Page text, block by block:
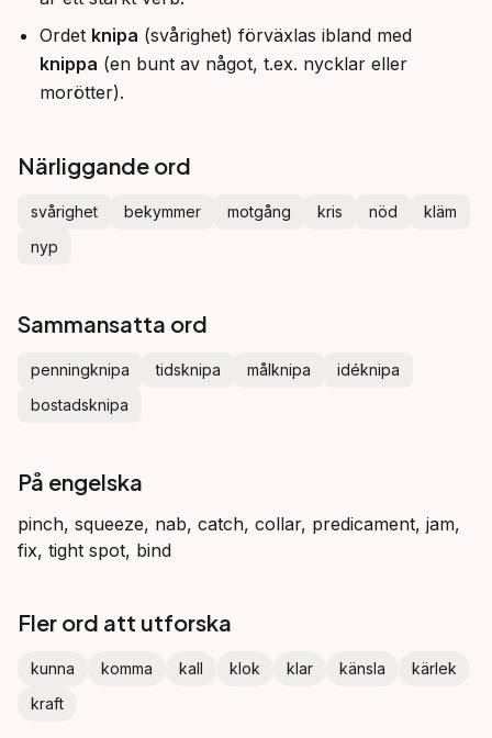
Ordet knipa (svårighet) förväxlas ibland med
knippa (en bunt av något, t.ex. nycklar eller
morötter).
Närliggande ord
svårighet bekymmer motgång kris nöd
kläm
nyp
Sammansatta ord
penningknipa tidsknipa målknipa
idéknipa
bostadsknipa
På engelska
pinch, squeeze, nab, catch, collar, predicament, jam,
fix, tight spot, bind
Fler ord att utforska
kunna komma kall klok klar känsla
kärlek
kraft